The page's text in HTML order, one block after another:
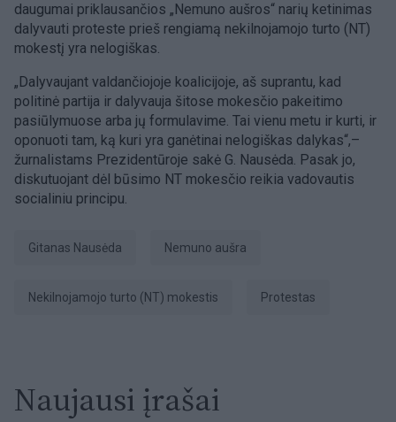
daugumai priklausančios „Nemuno aušros“ narių ketinimas
dalyvauti proteste prieš rengiamą nekilnojamojo turto (NT)
mokestį yra nelogiškas.
„Dalyvaujant valdančiojoje koalicijoje, aš suprantu, kad
politinė partija ir dalyvauja šitose mokesčio pakeitimo
pasiūlymuose arba jų formulavime. Tai vienu metu ir kurti, ir
oponuoti tam, ką kuri yra ganėtinai nelogiškas dalykas“,–
žurnalistams Prezidentūroje sakė G. Nausėda. Pasak jo,
diskutuojant dėl būsimo NT mokesčio reikia vadovautis
socialiniu principu.
Gitanas Nausėda Nemuno aušra
nekilnojamojo turto (NT) mokestis Protestas
Naujausi įrašai